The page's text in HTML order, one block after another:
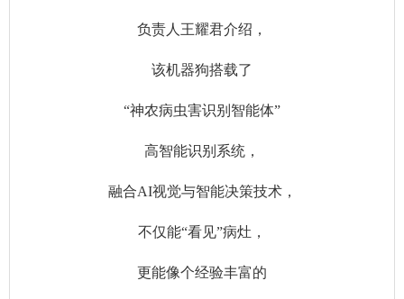
负责人王耀君介绍，
该机器狗搭载了
“神农病虫害识别智能体”
高智能识别系统，
融合AI视觉与智能决策技术，
不仅能“看见”病灶，
更能像个经验丰富的